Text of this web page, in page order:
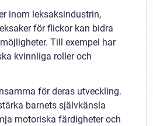
inom leksaksindustrin,
för flickor kan bidra
Till exempel har
kvinnliga roller och
för deras utveckling.
barnets självkänsla
motoriska färdigheter och